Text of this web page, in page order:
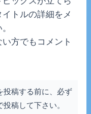
トルの詳細をメ
方でもコメント
稿する前に、必ず
稿して下さい。